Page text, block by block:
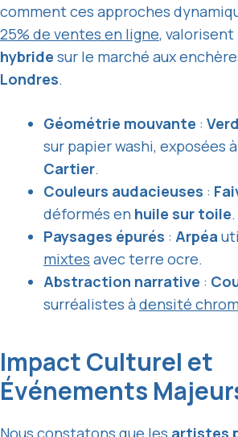
comment ces approches
25% de ventes en ligne, valorisent
hybride sur le marché aux
Londres.
Géométrie mouvante :
sur papier washi, exposées
Cartier.
Couleurs audacieuses :
déformés en huile sur toile.
Paysages épurés : Arpéa
mixtes avec terre ocre.
Abstraction narrative :
surréalistes àdensité
Impact Culturel et
Événements
Nous constatons que les artistes